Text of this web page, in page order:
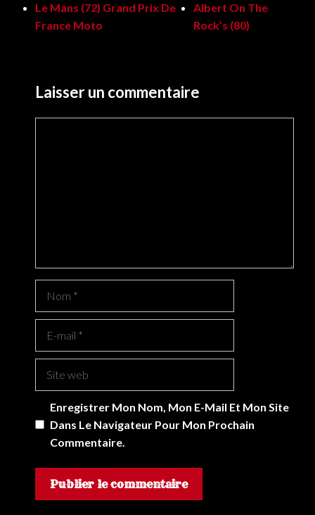
Le Mans (72) Grand Prix De
France Moto
Albert On The
Rock’s (80)
Laisser un commentaire
Enregistrer Mon Nom, Mon E-Mail Et Mon Site
Dans Le Navigateur Pour Mon Prochain
Commentaire.